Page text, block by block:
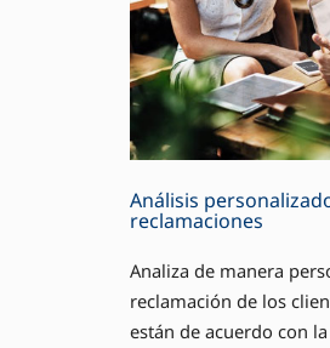
Análisis
reclamaciones
Analiza de manera
reclamación de los
están de acuerdo con